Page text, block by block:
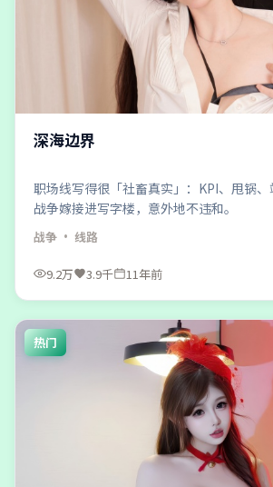
深海边界
职场线写得很「社畜真实」：KPI、甩锅
战争嫁接进写字楼，意外地不违和。
战争 · 线路
9.2万 3.9千 11年前
热门